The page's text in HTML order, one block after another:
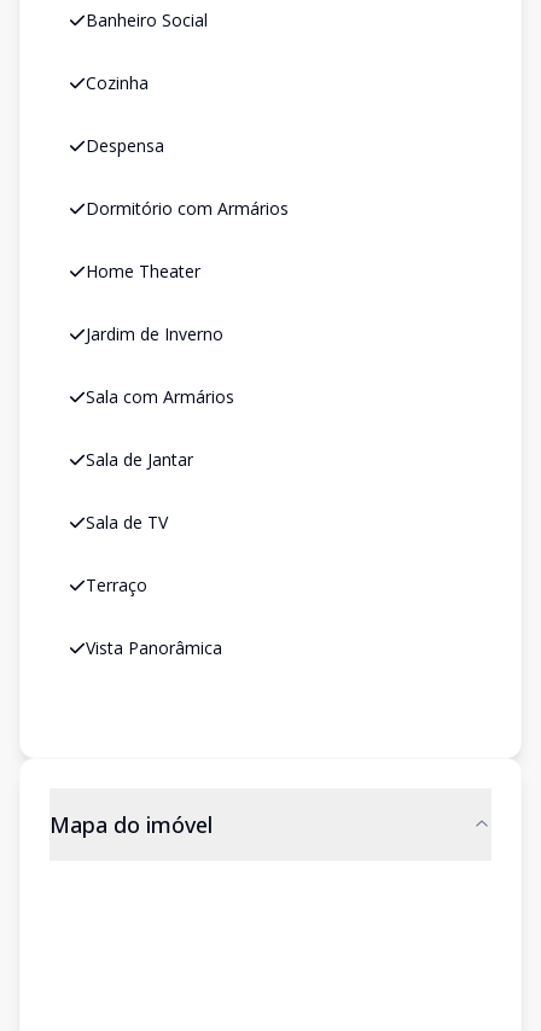
Banheiro Social
Cozinha
Despensa
Dormitório com Armários
Home Theater
Jardim de Inverno
Sala com Armários
Sala de Jantar
Sala de TV
Terraço
Vista Panorâmica
Mapa do imóvel